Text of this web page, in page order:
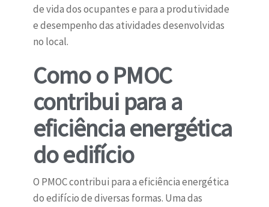
de vida dos ocupantes e para a produtividade
e desempenho das atividades desenvolvidas
no local.
Como o PMOC
contribui para a
eficiência energética
do edifício
O PMOC contribui para a eficiência energética
do edifício de diversas formas. Uma das